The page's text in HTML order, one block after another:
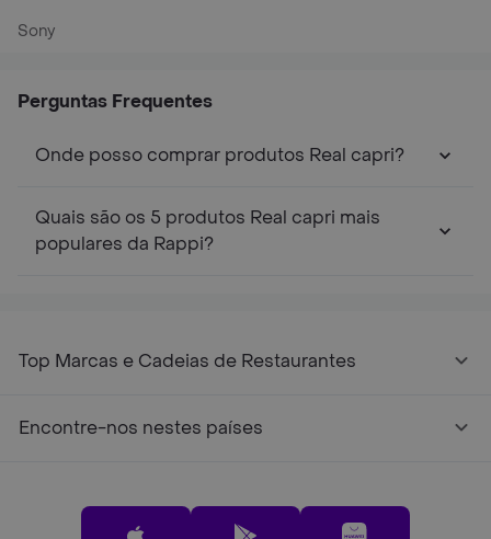
Sony
Perguntas Frequentes
Onde posso comprar produtos Real capri?
Quais são os 5 produtos Real capri mais
populares da Rappi?
Top Marcas e Cadeias de Restaurantes
Encontre-nos nestes países